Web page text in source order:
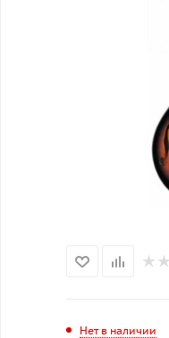
Нет в наличии